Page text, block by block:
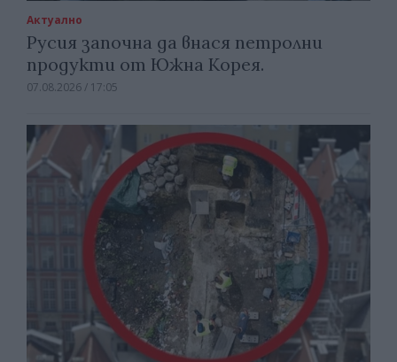
Актуално
Русия започна да внася петролни
продукти от Южна Корея.
07.08.2026 / 17:05